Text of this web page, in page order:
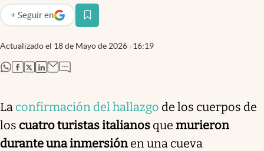
Actualizado el 18 de Mayo de 2026 16:19
+ Seguir en
abre en nueva pestaña
abre en nueva pestaña
abre en nueva pestaña
abre en nueva pestaña
abre en nueva pestaña
La confirmación del hallazgo de los cuerpos de
los cuatro turistas italianos que murieron
durante una inmersiónen una cueva